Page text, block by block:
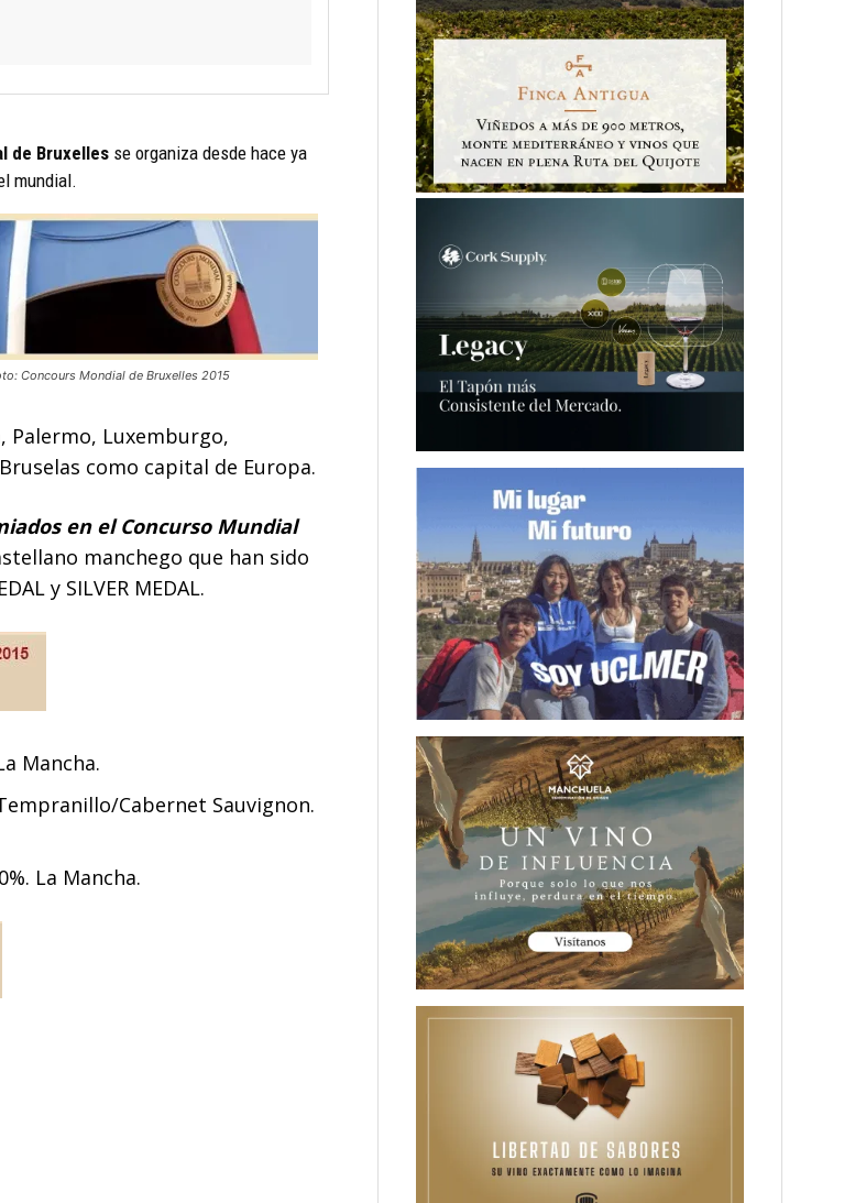
de Bruxelles se organiza desde hace ya
mundial.
Concours Mondial de Bruxelles 2015
Palermo, Luxemburgo,
como capital de Europa.
en el Concurso Mundial
manchego que han sido
y SILVER MEDAL.
Mancha.
Cabernet Sauvignon.
La Mancha.